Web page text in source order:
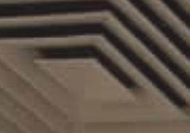
général travaux
d’état